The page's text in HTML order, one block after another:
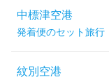
中標津空港
発着便のセット旅行
紋別空港